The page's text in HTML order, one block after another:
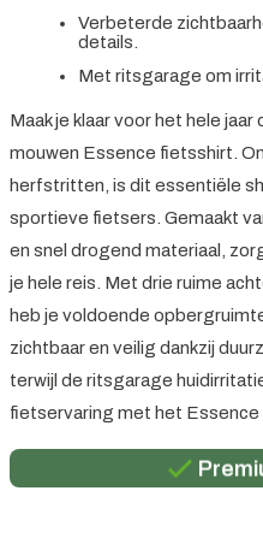
Verbeterde
details.
Met ritsgarage om
Maak je klaar voor het hele
mouwen Essence fietsshirt.
herfstritten, is dit essentiële
sportieve fietsers. Gemaakt
en snel drogend materiaal,
je hele reis. Met drie ruime
heb je voldoende
zichtbaar en veilig dankzij
terwijl de ritsgarage
fietservaring met het Essence
Gratis